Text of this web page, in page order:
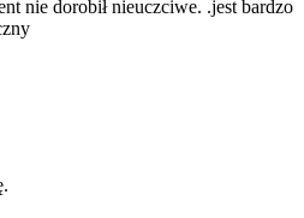
nie dorobił nieuczciwe. .jest bardzo